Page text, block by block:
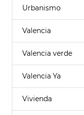
Urbanismo
Valencia
Valencia verde
Valencia Ya
Vivienda